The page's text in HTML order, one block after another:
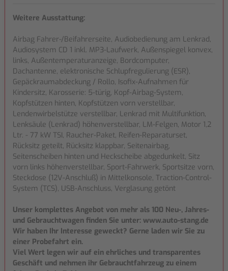
Weitere Ausstattung:
Airbag Fahrer-/Beifahrerseite, Audiobedienung am Lenkrad,
Audiosystem CD 1 inkl. MP3-Laufwerk, Außenspiegel konvex,
links, Außentemperaturanzeige, Bordcomputer,
Dachantenne, elektronische Schlupfregulierung (ESR),
Gepäckraumabdeckung / Rollo, Isofix-Aufnahmen für
Kindersitz, Karosserie: 5-türig, Kopf-Airbag-System,
Kopfstützen hinten, Kopfstützen vorn verstellbar,
Lendenwirbelstütze verstellbar, Lenkrad mit Multifunktion,
Lenksäule (Lenkrad) höhenverstellbar, LM-Felgen, Motor 1,2
Ltr. - 77 kW TSI, Raucher-Paket, Reifen-Reparaturset,
Rücksitz geteilt, Rücksitz klappbar, Seitenairbag,
Seitenscheiben hinten und Heckscheibe abgedunkelt, Sitz
vorn links höhenverstellbar, Sport-Fahrwerk, Sportsitze vorn,
Steckdose (12V-Anschluß) in Mittelkonsole, Traction-Control-
System (TCS), USB-Anschluss, Verglasung getönt
Unser komplettes Angebot von mehr als 100 Neu-, Jahres-
und Gebrauchtwagen finden Sie unter: www.auto-stang.de
Wir haben Ihr Interesse geweckt? Gerne laden wir Sie zu
einer Probefahrt ein.
Viel Wert legen wir auf ein ehrliches und transparentes
Geschäft und nehmen ihr Gebrauchtfahrzeug zu einem